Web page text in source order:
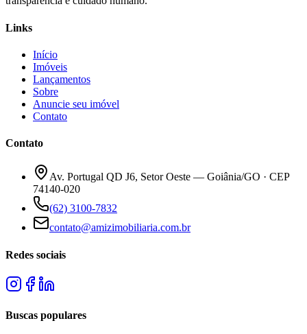
Links
Início
Imóveis
Lançamentos
Sobre
Anuncie seu imóvel
Contato
Contato
Av. Portugal QD J6, Setor Oeste — Goiânia/GO · CEP
74140-020
(62) 3100-7832
contato@amizimobiliaria.com.br
Redes sociais
Buscas populares